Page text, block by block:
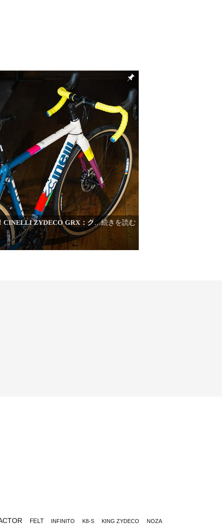
CINELLI ZYDECO GRX：ク…続きを読む
FELT INFINITO K8-S KING ZYDECO NOZA